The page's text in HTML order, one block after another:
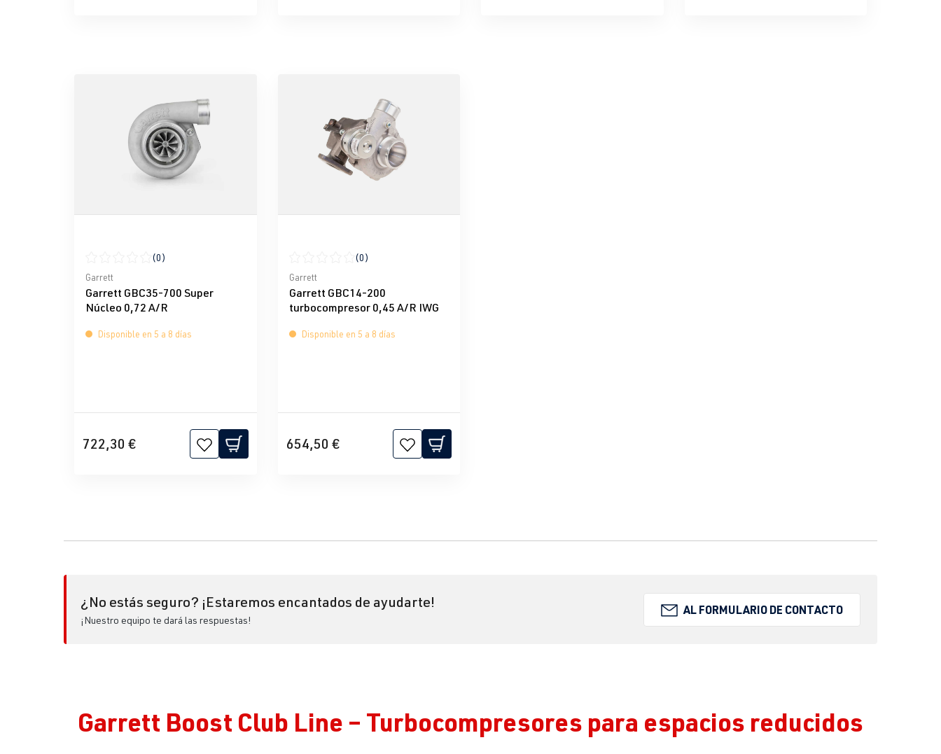
Calificación promedio de 0 de 5 estrellas
(0)
Garrett
Garrett GBC35-700 Super
Núcleo 0,72 A/R
Disponible en 5 a 8 días
722,30 €
Calificación promedio de 0 de 5 estrellas
(0)
Garrett
Garrett GBC14-200
turbocompresor 0,45 A/R IWG
Disponible en 5 a 8 días
654,50 €
¿No estás seguro? ¡Estaremos encantados de ayudarte!
¡Nuestro equipo te dará las respuestas!
AL FORMULARIO DE CONTACTO
Garrett Boost Club Line – Turbocompresores para espacios reducidos